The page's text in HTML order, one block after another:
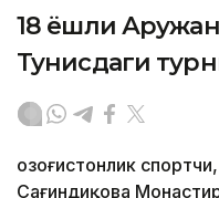
18 ёшли
Тунисдаги
Қозоғистонлик
Сағиндиқова